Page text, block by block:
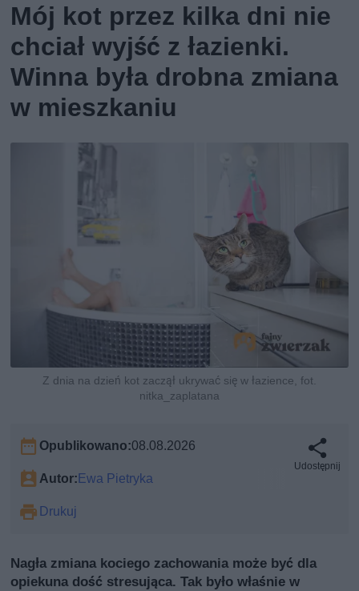
Mój kot przez kilka dni nie
chciał wyjść z łazienki.
Winna była drobna zmiana
w mieszkaniu
Z dnia na dzień kot zaczął ukrywać się w łazience, fot.
nitka_zaplatana
Opublikowano:08.08.2026
Autor: Ewa Pietryka
Drukuj
Udostępnij
Nagła zmiana kociego zachowania może być dla
opiekuna dość stresująca. Tak było właśnie w